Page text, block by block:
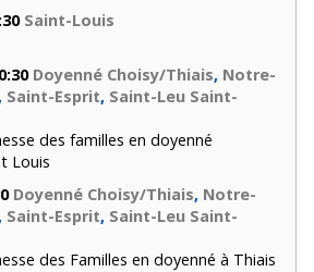
Saint-Louis
Doyenné Choisy/Thiais, Notre-
, Saint-Esprit, Saint-Leu Saint-
des familles en doyenné
Louis
Doyenné Choisy/Thiais, Notre-
, Saint-Esprit, Saint-Leu Saint-
des Familles en doyenné à Thiais